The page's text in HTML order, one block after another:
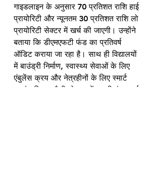
गाइडलाइन के अनुसार 70 प्रतिशत राशि हाई
प्रायोरिटी और न्यूनतम 30 प्रतिशत राशि लो
प्रायोरिटी सेक्टर में खर्च की जाएगी। उन्होंने
बताया कि डीएमएफटी फंड का प्रतिवर्ष
ऑडिट कराया जा रहा है। साथ ही विद्यालयों
में बाउंड्री निर्माण, स्वास्थ्य सेवाओं के लिए
एंबुलेंस क्रय और नेत्रहीनों के लिए स्मार्ट
ब्लाइंड स्टिक जैसी योजनाओं पर भी फंड खर्च